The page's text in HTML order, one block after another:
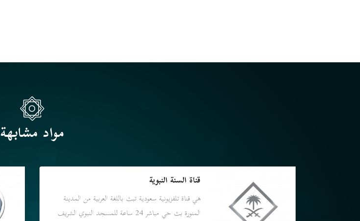
مواد مشابهة
قناة السنة النبوية
هي قناة تلفزيونية سعودية تبث باللغة العربية من المدينة
المنورة بث حي مباشر 24 ساعة للمسجد النبوي الشريف